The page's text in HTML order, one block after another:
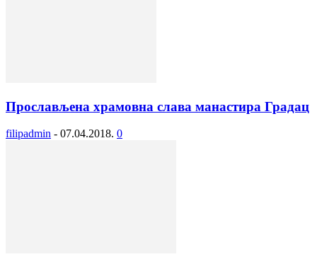
Прослављена храмовна слава манастира Градац
filipadmin - 07.04.2018. 0